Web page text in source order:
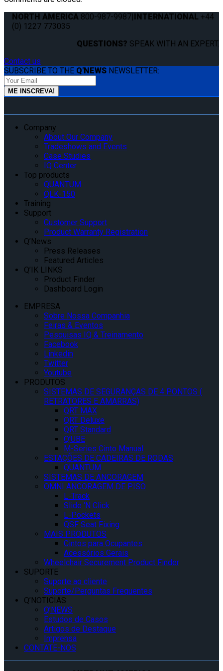
NORTH AMERICA 800-987-9987 INTERNATIONAL +44
(0) 1227 773035
QUESTIONS? SPEAK WITH AN EXPERT.
Contact us
SUBSCRIBE TO THE Q'NEWS NEWSLETTER:
Company
About Our Company
Tradeshows and Events
Case Studies
IQ Center
Top products
QUANTUM
QLK-150
Training
Support
Customer Support
Product Warranty Registration
Q’News
Press Releases
Featured Articles
Q’IK LINKS
Product Finder
Dashboard Login
EMPRESA
Sobre Nossa Companhia
Feiras & Eventos
Pesquisas IQ & Treinamento
Facebook
Linkedin
Twitter
Youtube
PRODUTOS
SISTEMAS DE SEGURANÇAS DE 4 PONTOS (
RETRATORES E AMARRAS)
QRT MAX
QRT Deluxe
QRT Standard
Q’UBE
M-Series Cinto Manual
ESTAÇÕES DE CADEIRAS DE RODAS
QUANTUM
SISTEMAS DE ANCORAGEM
OMNI ANCORAGEM DE PISO
L-Track
Slide ‘N Click
L-Pockets
QSF Seat Fixing
MAIS PRODUTOS
Cintos para Ocupantes
Acessórios Gerais
Wheelchair Securement Product Finder
SUPORTE
Suporte ao cliente
Suporte/Perguntas Frequentes
Q’NOTICIAS
Q’NEWS
Estudos de Casos
Artigos de Destaque
Imprensa
CONTATE-NOS